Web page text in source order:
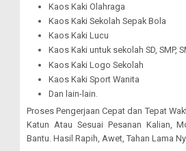
Kaos Kaki Olahraga
Kaos Kaki Sekolah Sepak Bola
Kaos Kaki Lucu
Kaos Kaki untuk sekolah SD, SMP,
Kaos Kaki Logo Sekolah
Kaos Kaki Sport Wanita
Dan lain-lain.
Proses Pengerjaan Cepat dan Tepat
Katun Atau Sesuai Pesanan Kalian,
Bantu. Hasil Rapih, Awet, Tahan Lama